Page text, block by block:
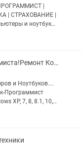
|
| СТРАХОВАНИЕ |
антивирусов и
Услуги Программиста!Ремонт Компьютеров и Ноутбуков в АКТОБЕ!!!
и Ноутбуков....
XP, 7, 8, 8.1, 10,
видео